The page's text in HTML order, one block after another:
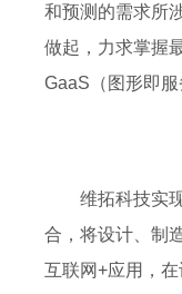
和预测的需求所
做起，力求掌握
GaaS（图形即服
维拓科技实
合，将设计、制
互联网+应用，